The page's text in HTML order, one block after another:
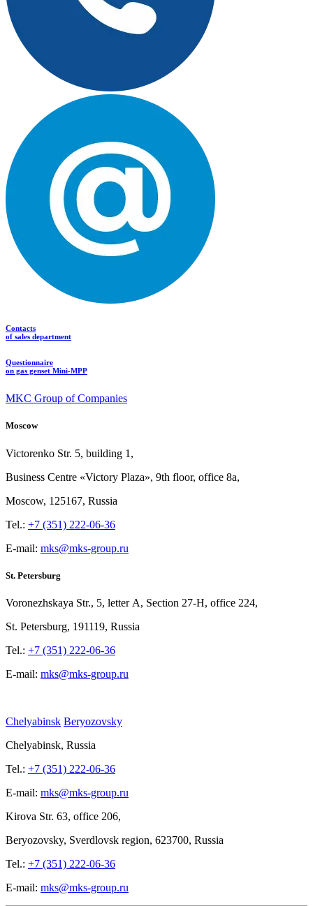
Contacts
of sales department
Questionnaire
on gas genset Mini-MPP
MKC Group of Companies
Moscow
Victorenko Str. 5, building 1,
Business Centre «Victory Plaza», 9th floor, office 8a,
Moscow, 125167, Russia
Tel.: +7 (351) 222-06-36
E-mail: mks@mks-group.ru
St. Petersburg
Voronezhskaya Str., 5, letter A, Section 27-Н, office 224,
St. Petersburg, 191119, Russia
Tel.: +7 (351) 222-06-36
E-mail: mks@mks-group.ru
Chelyabinsk Beryozovsky
Chelyabinsk, Russia
Tel.: +7 (351) 222-06-36
E-mail: mks@mks-group.ru
Kirova Str. 63, office 206,
Beryozovsky, Sverdlovsk region, 623700, Russia
Tel.: +7 (351) 222-06-36
E-mail: mks@mks-group.ru